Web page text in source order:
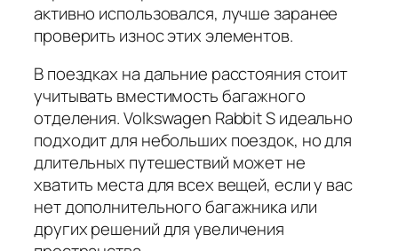
активно использовался, лучше заранее
проверить износ этих элементов.
В поездках на дальние расстояния стоит
учитывать вместимость багажного
отделения. Volkswagen Rabbit S идеально
подходит для небольших поездок, но для
длительных путешествий может не
хватить места для всех вещей, если у вас
нет дополнительного багажника или
других решений для увеличения